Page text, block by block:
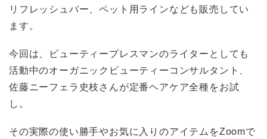
リフレッシュバー、ペット用ラインなども販売してい
ます。
今回は、ビューティープレスマンのライターとしても
活動中のオーガニックビューティーコンサルタント、
佐藤ニーフェラ史枝さんが定番ヘアケア全種をお試
し。
その実際の使い勝手やお気に入りのアイテムをZoomで